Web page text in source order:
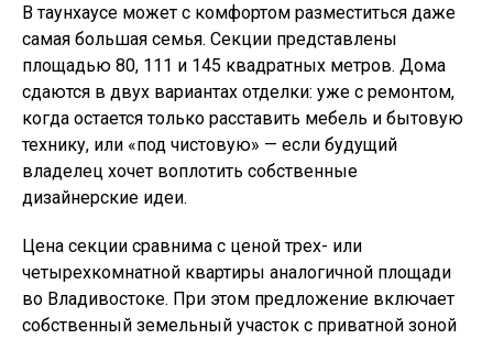
В таунхаусе может с комфортом разместиться даже
самая большая семья. Секции представлены
площадью 80, 111 и 145 квадратных метров. Дома
сдаются в двух вариантах отделки: уже с ремонтом,
когда остается только расставить мебель и бытовую
технику, или «под чистовую» — если будущий
владелец хочет воплотить собственные
дизайнерские идеи.
Цена секции сравнима с ценой трех- или
четырехкомнатной квартиры аналогичной площади
во Владивостоке. При этом предложение включает
собственный земельный участок с приватной зоной